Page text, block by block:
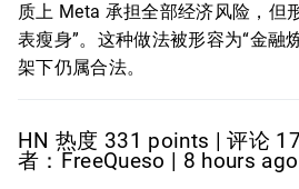
质上 Meta 承担全部经济风险，但
表瘦身”。这种做法被形容为“金融
架下仍属合法。
HN 热度 331 points | 评论
者：FreeQueso | 8 hours ago